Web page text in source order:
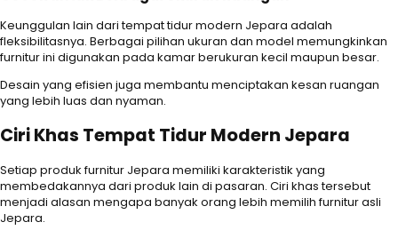
Keunggulan lain dari tempat tidur modern Jepara adalah
fleksibilitasnya. Berbagai pilihan ukuran dan model memungkinkan
furnitur ini digunakan pada kamar berukuran kecil maupun besar.
Desain yang efisien juga membantu menciptakan kesan ruangan
yang lebih luas dan nyaman.
Ciri Khas Tempat Tidur Modern Jepara
Setiap produk furnitur Jepara memiliki karakteristik yang
membedakannya dari produk lain di pasaran. Ciri khas tersebut
menjadi alasan mengapa banyak orang lebih memilih furnitur asli
Jepara.